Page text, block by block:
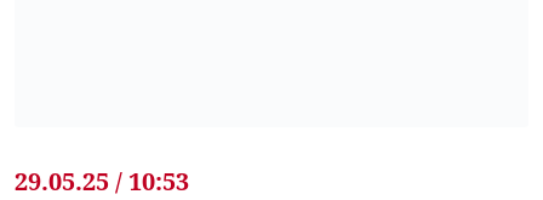
29.05.25 / 10:53